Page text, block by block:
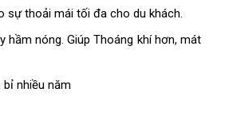
sự thoải mái tối đa cho du khách.
nóng. Giúp Thoáng khí hơn, mát
nhiều năm